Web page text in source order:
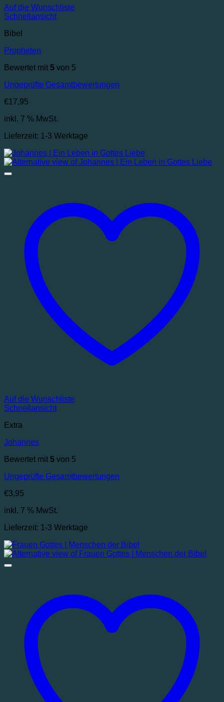
Auf die Wunschliste
Schnellansicht
Bibel
Propheten
Bewertet mit 5 von 5
Ungeprüfte Gesamtbewertungen
€17,95
inkl. 7 % MwSt.
Lieferzeit: 1-3 Werktage
Auf die Wunschliste
Schnellansicht
Extra
Johannes
Bewertet mit 5 von 5
Ungeprüfte Gesamtbewertungen
€3,95
inkl. 7 % MwSt.
Lieferzeit: 1-3 Werktage